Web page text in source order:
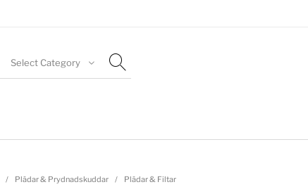
Select Category
/ Plädar & Prydnadskuddar / Plädar & Filtar